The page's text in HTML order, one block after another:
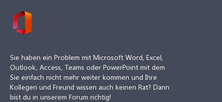
Sie haben ein Problem mit Microsoft Word, Excel,
Outlook, Access, Teams oder PowerPoint mit dem
Sie einfach nicht mehr weiter kommen und Ihre
Kollegen und Freund wissen auch keinen Rat? Dann
bist du in unserem Forum richtig!